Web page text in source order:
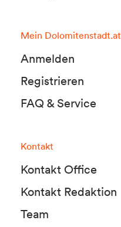
Mein Dolomitenstadt.at
Anmelden
Registrieren
FAQ & Service
Kontakt
Kontakt Office
Kontakt Redaktion
Team